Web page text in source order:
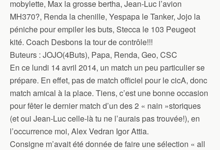
mobylette, Max la grosse bertha, Jean-Luc l’avion
MH370?, Renda la chenille, Yespapa le Tanker, Jojo la
péniche pour empiler les buts, Stecca le 103 Peugeot
kité. Coach Desbons la tour de contrôle!!!
Buteurs : JOJO(4Buts), Papa, Renda, Geo, CSC
En ce lundi 14 avril 2014, un match un peu particulier se
prépare. En effet, pas de match officiel pour le cicA, donc
match amical à la place. Tiens, c’est une bonne occasion
pour fêter le dernier match d’un des 2 « nain »storiques
(et oui Jean-Luc celle-là tu ne l’aurais pas trouvée!), en
l’occurrence moi, Alex Vedran Igor Attia.
Consigne m’avait été donnée de faire une sélection « all